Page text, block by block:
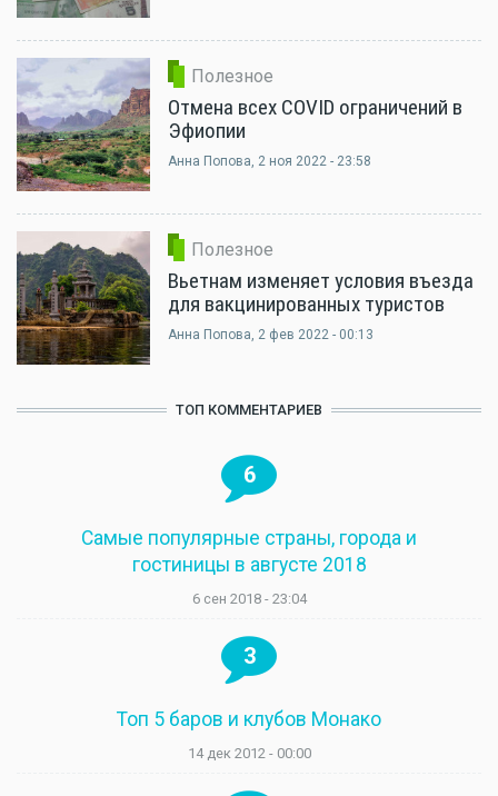
Полезное
Отмена всех COVID ограничений в
Эфиопии
Анна Попова, 2 ноя 2022 - 23:58
Полезное
Вьетнам изменяет условия въезда
для вакцинированных туристов
Анна Попова, 2 фев 2022 - 00:13
ТОП КОММЕНТАРИЕВ
6
Самые популярные страны, города и
гостиницы в августе 2018
6 сен 2018 - 23:04
3
Топ 5 баров и клубов Монако
14 дек 2012 - 00:00